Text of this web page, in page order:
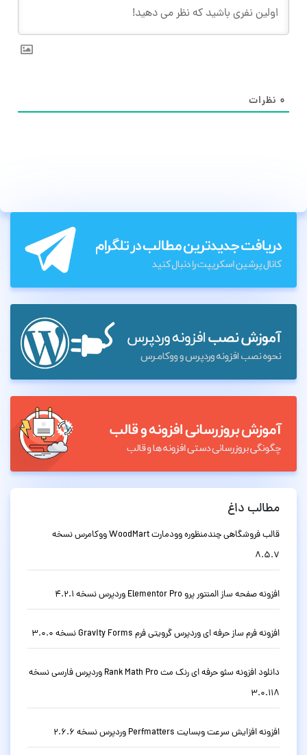
۰ نظرات
مطالب داغ
قالب فروشگاهی چندمنظوره وودمارت WoodMart ووکامرس نسخه
8.5.7
افزونه صفحه ساز المنتور پرو Elementor Pro وردپرس نسخه 4.2.1
افزونه فرم ساز حرفه ای وردپرس گرویتی فرم Gravity Forms نسخه 3.0.0
دانلود افزونه سئو حرفه ای رنک مث Rank Math Pro وردپرس فارسی نسخه
3.0.118
افزونه افزایش سرعت وبسایت Perfmatters وردپرس نسخه 2.6.6